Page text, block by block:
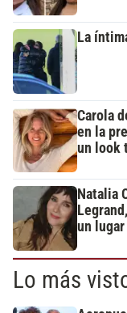
La
Carola
en la
un look
Natalia
un
Lo más